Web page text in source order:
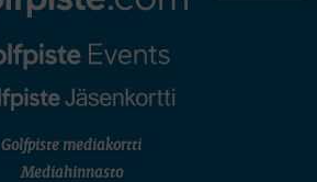
Golfpiste mediakortti
Mediahinnasto